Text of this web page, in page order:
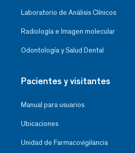
Laboratorio de Análisis Clínicos
Radiología e Imagen molecular
Odontología y Salud Dental
Pacientes y visitantes
Manual para usuarios
Ubicaciones
Unidad de Farmacovigilancia